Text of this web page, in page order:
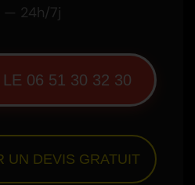
— 24h/7j
LE 06 51 30 32 30
DEVIS GRATUIT